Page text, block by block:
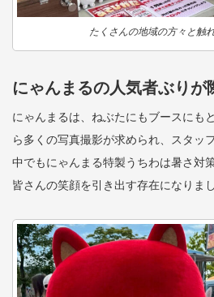
たくさんの地域の方々と触
にゃんまるの人気者ぶりが
にゃんまるは、ねぶたにもブースにも
ら多くの写真撮影が求められ、スタッ
中でもにゃんまる特製うちわは暑さ対
皆さんの笑顔を引き出す存在になりまし